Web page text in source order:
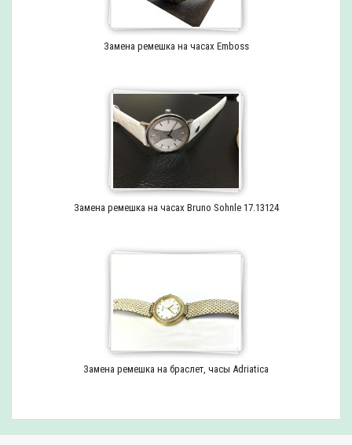
Замена ремешка на часах Emboss
Замена ремешка на часах Bruno Sohnle 17.13124
Замена ремешка на браслет, часы Adriatica